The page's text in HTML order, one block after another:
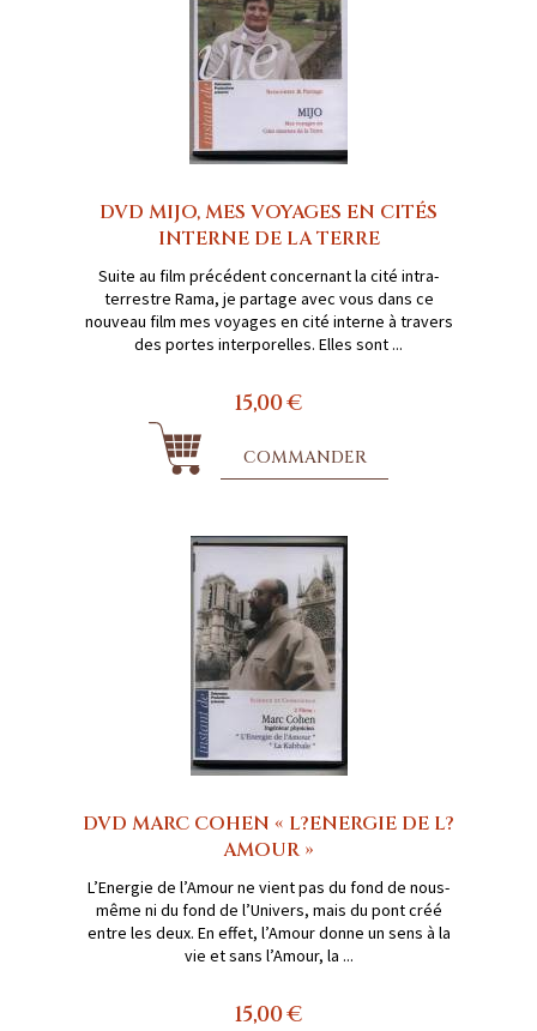
DVD MIJO, MES VOYAGES EN CITÉS
INTERNE DE LA TERRE
Suite au film précédent concernant la cité intra-
terrestre Rama, je partage avec vous dans ce
nouveau film mes voyages en cité interne à travers
des portes interporelles. Elles sont ...
15,00 €
COMMANDER
DVD MARC COHEN « L?ENERGIE DE L?
AMOUR »
L’Energie de l’Amour ne vient pas du fond de nous-
même ni du fond de l’Univers, mais du pont créé
entre les deux. En effet, l’Amour donne un sens à la
vie et sans l’Amour, la ...
15,00 €